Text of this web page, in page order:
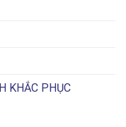
KHẮC PHỤC